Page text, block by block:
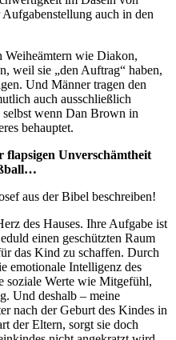
auch in den
Weiheämtern wie Diakon,
weil sie „den Auftrag“ haben,
Und Männer tragen den
auch ausschließlich
wenn Dan Brown in
behauptet.
Unverschämtheit
aus der Bibel beschreiben!
des Hauses. Ihre Aufgabe ist
einen geschützten Raum
das Kind zu schaffen. Durch
emotionale Intelligenz des
soziale Werte wie Mitgefühl,
Und deshalb – meine
nach der Geburt des Kindes in
der Eltern, sorgt sie doch